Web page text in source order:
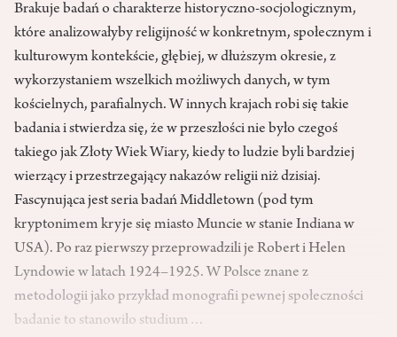
Brakuje badań o charakterze historyczno-socjologicznym,
które analizowałyby religijność w konkretnym, społecznym i
kulturowym kontekście, głębiej, w dłuższym okresie, z
wykorzystaniem wszelkich możliwych danych, w tym
kościelnych, parafialnych. W innych krajach robi się takie
badania i stwierdza się, że w przeszłości nie było czegoś
takiego jak Złoty Wiek Wiary, kiedy to ludzie byli bardziej
wierzący i przestrzegający nakazów religii niż dzisiaj.
Fascynująca jest seria badań Middletown (pod tym
kryptonimem kryje się miasto Muncie w stanie Indiana w
USA). Po raz pierwszy przeprowadzili je Robert i Helen
Lyndowie w latach 1924–1925. W Polsce znane z
metodologii jako przykład monografii pewnej społeczności
badanie to stanowiło studium…